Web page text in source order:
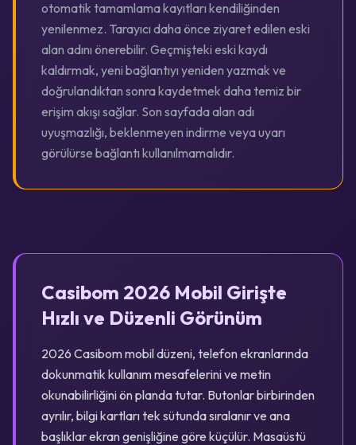
otomatik tamamlama kayıtları kendiliğinden
yenilenmez. Tarayıcı daha önce ziyaret edilen eski
alan adını önerebilir. Geçmişteki eski kaydı
kaldırmak, yeni bağlantıyı yeniden yazmak ve
doğrulandıktan sonra kaydetmek daha temiz bir
erişim akışı sağlar. Son sayfada alan adı
uyuşmazlığı, beklenmeyen indirme veya uyarı
görülürse bağlantı kullanılmamalıdır.
Casibom 2026 Mobil Girişte
Hızlı ve Düzenli Görünüm
2026 Casibom mobil düzeni, telefon ekranlarında
dokunmatik kullanım mesafelerini ve metin
okunabilirliğini ön planda tutar. Butonlar birbirinden
ayrılır, bilgi kartları tek sütunda sıralanır ve ana
başlıklar ekran genişliğine göre küçülür. Masaüstü